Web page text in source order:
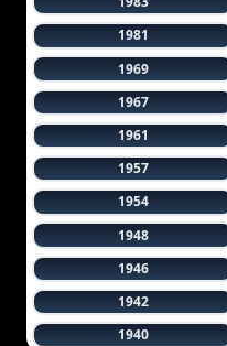
1981
1969
1967
1961
1957
1954
1948
1946
1942
1940